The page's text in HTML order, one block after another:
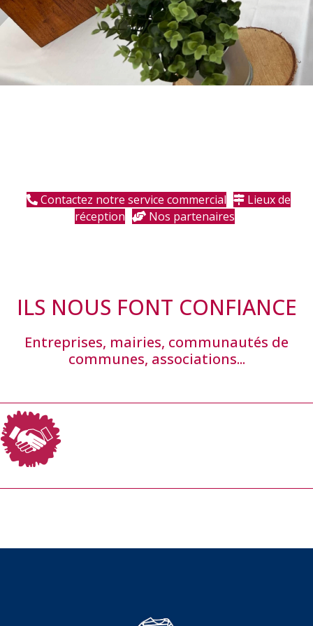
Contactez notre service commercial
Lieux de
réception
Nos partenaires
ILS NOUS FONT CONFIANCE
Entreprises, mairies, communautés de
communes, associations...